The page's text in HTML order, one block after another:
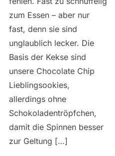
zum Essen – aber nur
fast, denn sie sind
unglaublich lecker. Die
Basis der Kekse sind
unsere Chocolate Chip
Lieblingsookies,
allerdings ohne
Schokoladentröpfchen,
damit die Spinnen besser
zur Geltung […]